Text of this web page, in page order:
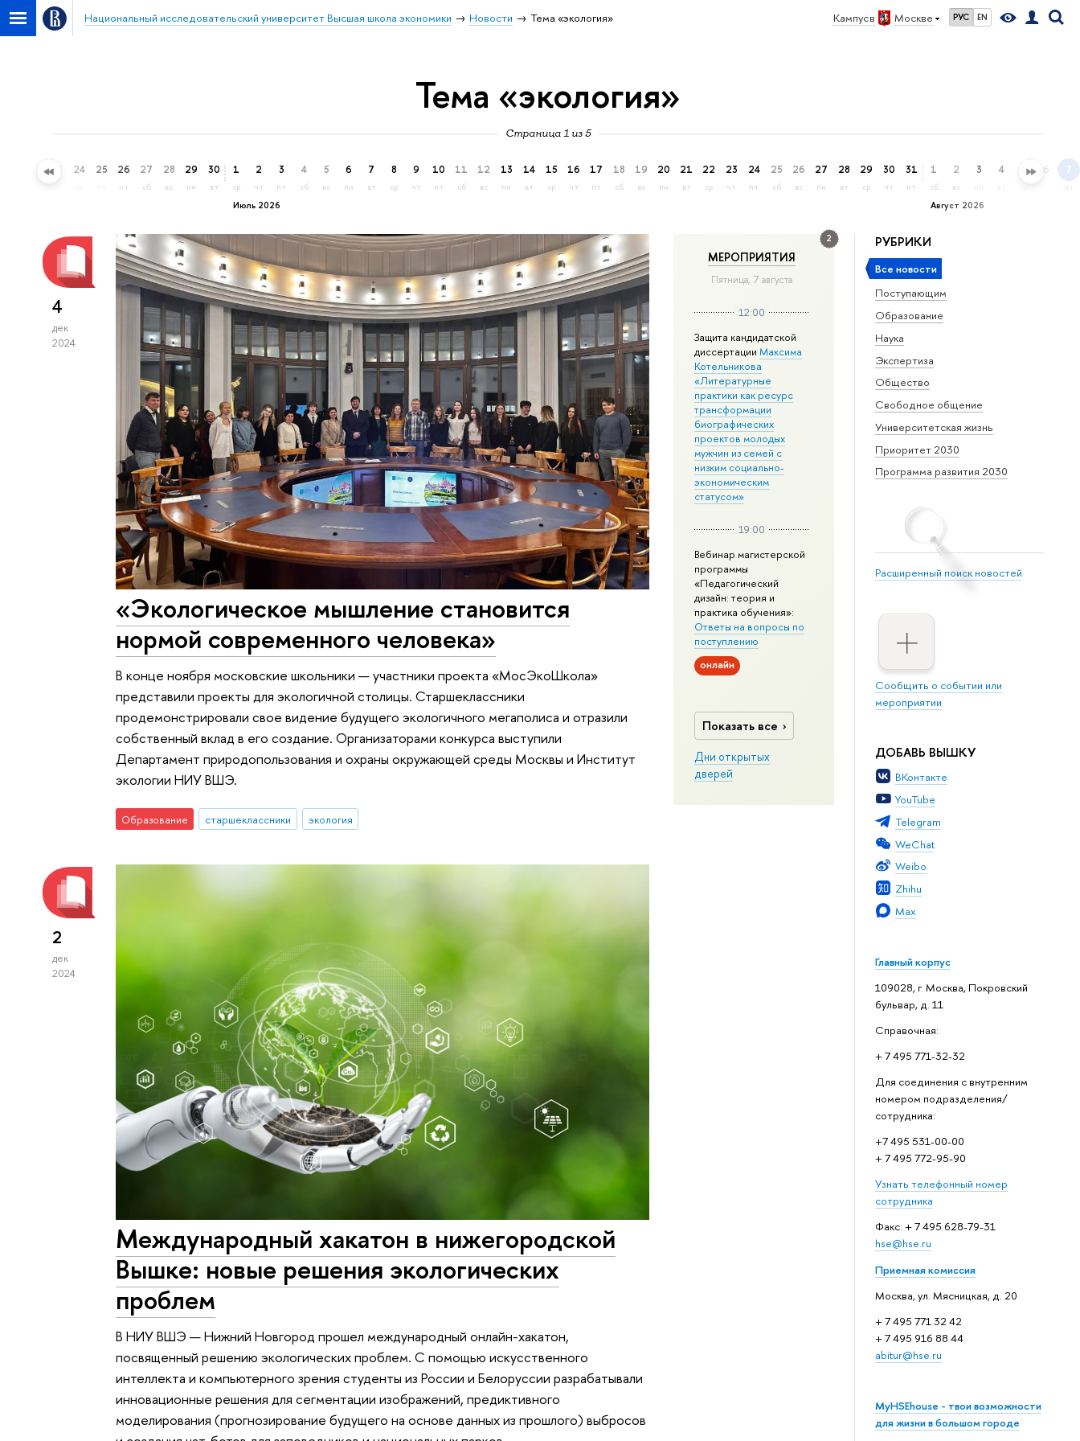
Кампус в Москве РУС EN
Национальный исследовательский университет Высшая школа экономики Новости Тема «экология»
Тема «экология»
Страница 1 из 5
23 24 25 26
пт
27
сб
28
вс
29
пн
30
вт
Июль 2026
1
ср
2
чт
3
пт
4
сб
5
вс
6
пн
7
вт
8
ср
9
чт
10
пт
11
сб
12
вс
13
пн
14
вт
15
ср
16
чт
17
пт
18
сб
19
вс
20
пн
21
вт
22
ср
23
чт
24
пт
25
сб
26
вс
27
пн
28
вт
29
ср
30
чт
31
пт
Август 2026
1
сб
2
вс
3 4 5 6 7
пт
РУБРИКИ
Все новости
Поступающим
Образование
Наука
Экспертиза
Общество
Свободное общение
Университетская жизнь
Приоритет 2030
Программа развития 2030
Расширенный поиск новостей
Сообщить о событии или
мероприятии
ДОБАВЬ ВЫШКУ
ВКонтакте
YouTube
Telegram
WeChat
Weibo
Zhihu
Max
Главный корпус
109028, г. Москва, Покровский
бульвар, д. 11
Справочная:
+ 7 495 771-32-32
Для соединения с внутренним
номером подразделения/
сотрудника:
+7 495 531-00-00
+ 7 495 772-95-90
Узнать телефонный номер
сотрудника
Факс: + 7 495 628-79-31
hse@hse.ru
Приемная комиссия
Москва, ул. Мясницкая, д. 20
+ 7 495 771 32 42
+ 7 495 916 88 44
abitur@hse.ru
MyHSEhouse - твои возможности
для жизни в большом городе
2
МЕРОПРИЯТИЯ
Пятница, 7 августа
12:00
Защита кандидатской
диссертации Максима
Котельникова
«Литературные
практики как ресурс
трансформации
биографических
проектов молодых
мужчин из семей с
низким социально-
экономическим
статусом»
19:00
Вебинар магистерской
программы
«Педагогический
дизайн: теория и
практика обучения»:
Ответы на вопросы по
поступлению
онлайн
Показать все
Дни открытых
дверей
4
дек
2024
«Экологическое мышление становится
нормой современного человека»
В конце ноября московские школьники — участники проекта «МосЭкоШкола»
представили проекты для экологичной столицы. Старшеклассники
продемонстрировали свое видение будущего экологичного мегаполиса и отразили
собственный вклад в его создание. Организаторами конкурса выступили
Департамент природопользования и охраны окружающей среды Москвы и Институт
экологии НИУ ВШЭ.
Образование старшеклассники экология
2
дек
2024
Международный хакатон в нижегородской
Вышке: новые решения экологических
проблем
В НИУ ВШЭ — Нижний Новгород прошел международный онлайн-хакатон,
посвященный решению экологических проблем. С помощью искусственного
интеллекта и компьютерного зрения студенты из России и Белоруссии разрабатывали
инновационные решения для сегментации изображений, предиктивного
моделирования (прогнозирование будущего на основе данных из прошлого) выбросов